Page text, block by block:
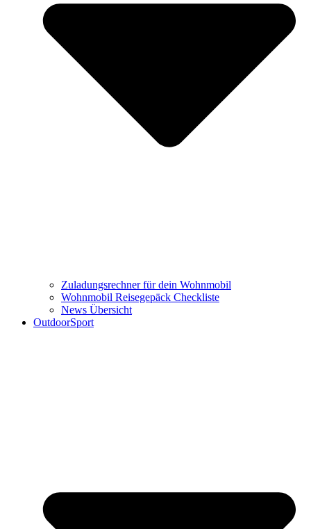
Zuladungsrechner für dein Wohnmobil
Wohnmobil Reisegepäck Checkliste
News Übersicht
OutdoorSport